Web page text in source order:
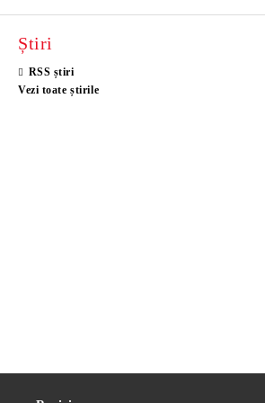
Știri
RSS știri
Vezi toate știrile